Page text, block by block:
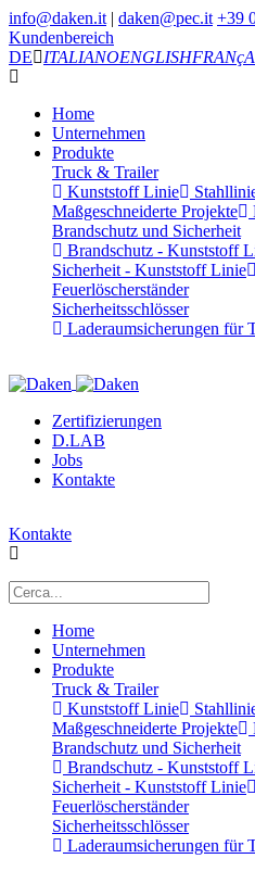
info@daken.it | daken@pec.it +39
Kundenbereich
DE
ITALIANOENGLISH
Home
Unternehmen
Produkte
Truck & Trailer
Kunststoff Linie
Maßgeschneiderte Projekte
Brandschutz und Sicherheit
Brandschutz - Kunststoff
Sicherheit - Kunststoff Linie
Feuerlöscherständer
Sicherheitsschlösser
Laderaumsicherungen für
Zertifizierungen
D.LAB
Jobs
Kontakte
Kontakte
Home
Unternehmen
Produkte
Truck & Trailer
Kunststoff Linie
Maßgeschneiderte Projekte
Brandschutz und Sicherheit
Brandschutz - Kunststoff
Sicherheit - Kunststoff Linie
Feuerlöscherständer
Sicherheitsschlösser
Laderaumsicherungen für